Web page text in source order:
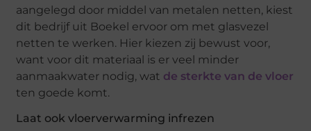
aangelegd door middel van metalen netten, kiest
dit bedrijf uit Boekel ervoor om met glasvezel
netten te werken. Hier kiezen zij bewust voor,
want voor dit materiaal is er veel minder
aanmaakwater nodig, wat de sterkte van de vloer
ten goede komt.
Laat ook vloerverwarming infrezen